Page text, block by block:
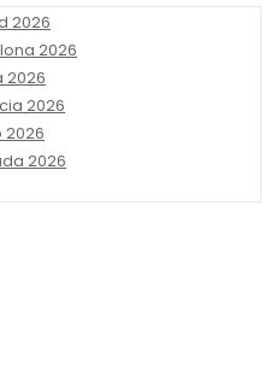
2026
2026
2026
2026
2026
2026